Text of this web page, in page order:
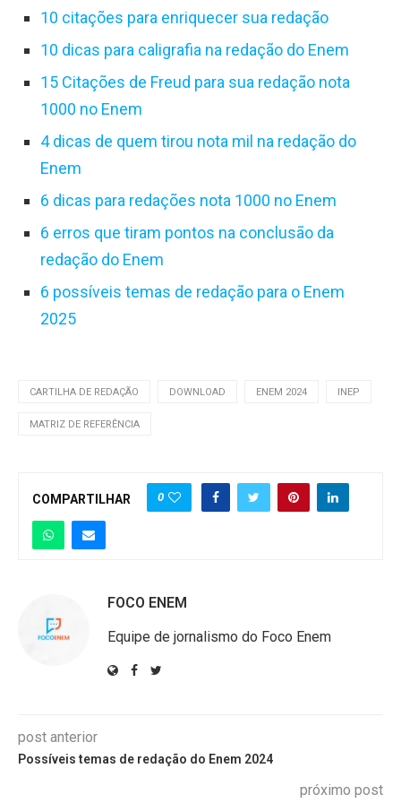
elaboração de um texto dissertativo-
10 citações para enriquecer sua redação
10 dicas para caligrafia na redação do Enem
15 Citações de Freud para sua redação nota
1000 no Enem
4 dicas de quem tirou nota mil na redação do
Enem
6 dicas para redações nota 1000 no Enem
6 erros que tiram pontos na conclusão da
redação do Enem
6 possíveis temas de redação para o Enem
2025
CARTILHA DE REDAÇÃO DOWNLOAD ENEM 2024 INEP
MATRIZ DE REFERÊNCIA
COMPARTILHAR 0
FOCO ENEM
Equipe de jornalismo do Foco Enem
post anterior
Possíveis temas de redação do Enem 2024
próximo post